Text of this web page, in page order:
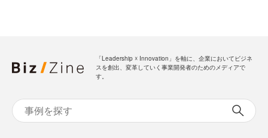
「Leadership ☓ Innovation」を軸に、企業においてビジネ
スを創出、変革していく事業開発者のためのメディアで
す。